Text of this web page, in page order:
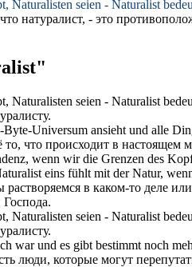
Naturalisten seien - Naturalist
натуралист, - это
Naturalisten seien - Naturalist
Universum ansieht und alle
что происходит в настоящем
wenn wir die Grenzen des
eins fühlt mit der Natur,
в каком-то деле
Naturalisten seien - Naturalist
war und es gibt bestimmt noch
люди, которые могут